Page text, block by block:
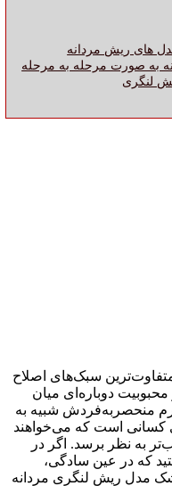
های ریش مردانه
به صورت مرحله‌ به‌ مرحله
لنگری
سبک‌های اصلاح
دوباره‌ای میان
فرم منحصر‌به‌فردش شبیه به
کسانی است که می‌خواهند
به نظر برسد. اگر در
که در عین سادگی،
مدل ریش لنگری مردانه